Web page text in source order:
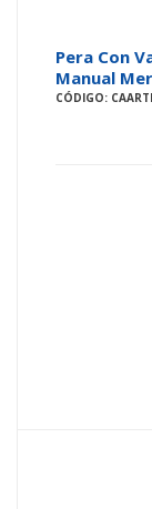
Pera Con
Manual
CÓDIGO: